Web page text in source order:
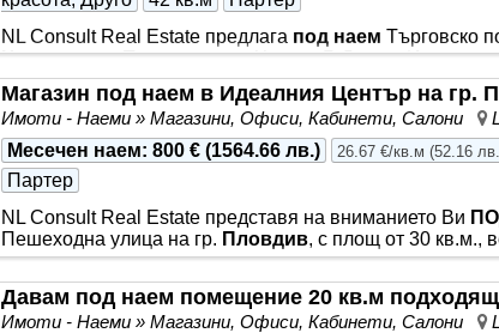
NL Consult Real Estate предлага под наем Търговско
Центърв гр.Пловдив- ул. Христо Г. Данов. Имотът е
от 42 кв.м., като разполага със санитарен възел.
търговски улици в града осигурява отлична видимост
подходящо за както замагазини шоурум; така и за
счетоводна, адвокатска кантора, галерия, ателие или
административни дейности. Имотът се отдава
Магазин под наем в Идеалния Център на гр.
Имоти - Наеми » Магазини, Офиси, Кабинети, Салони
Месечен наем: 800 € (1564.66 лв.) 26.67 €/кв.м (52.16
Партер
NL Consult Real Estate представя на вниманието Ви
Пешеходна улица на гр. Пловдив, с площ от 30 кв.м.,
е на партер, с голяма витрина към търговска улица,
бизнеса. Отдава се дългосрочно!
Давам под наем помещение 20 кв.м
Имоти - Наеми » Магазини, Офиси, Кабинети, Салони